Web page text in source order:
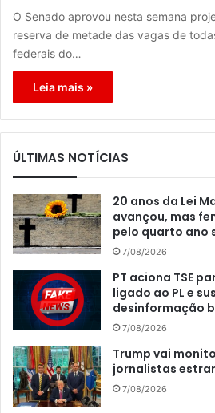
O Senado aprovou nesta semana
reserva de metade das vagas de
federais do…
Leia mais »
ÚLTIMAS NOTÍCIAS
20 anos da Lei
avançou, mas
pelo quarto ano
7/08/2026
PT aciona TSE
ligado ao PL e
desinformação
7/08/2026
Trump vai
jornalistas
7/08/2026